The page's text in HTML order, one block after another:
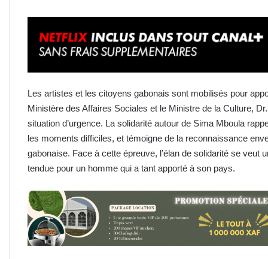
Les artistes et les citoyens gabonais sont mobilisés pour
Ministère des Affaires Sociales et le Ministre de la Culture,
situation d’urgence. La solidarité autour de Sima Mboula
les moments difficiles, et témoigne de la reconnaissance
gabonaise. Face à cette épreuve, l’élan de solidarité se veut
tendue pour un homme qui a tant apporté à son pays.